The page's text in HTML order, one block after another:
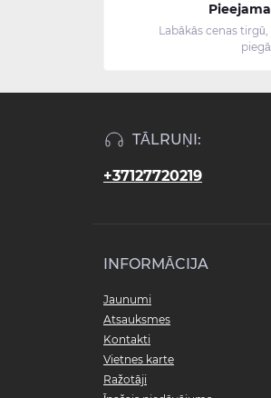
Labākās cenas
TĀLRUŅI:
+37127720219
INFORMĀCIJA
Jaunumi
Atsauksmes
Kontakti
Vietnes karte
Ražotāji